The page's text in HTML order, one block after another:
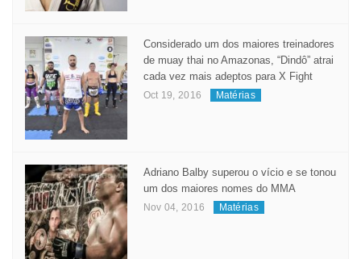
Considerado um dos maiores treinadores
de muay thai no Amazonas, “Dindô” atrai
cada vez mais adeptos para X Fight
Oct 19, 2016 Matérias
Adriano Balby superou o vício e se tonou
um dos maiores nomes do MMA
Nov 04, 2016 Matérias